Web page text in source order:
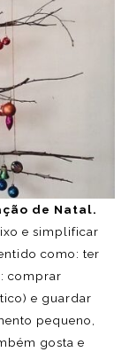
de Natal.
e simplificar
como: ter
comprar
e guardar
pequeno,
gosta e